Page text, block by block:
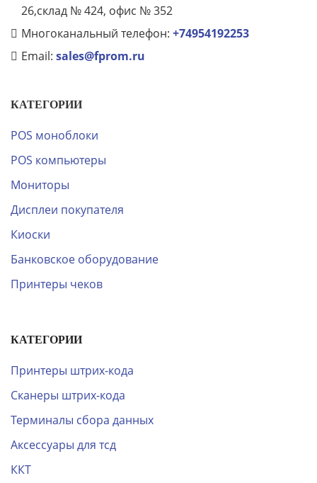
26,склад № 424, офис № 352
Многоканальный телефон: +74954192253
Email: sales@fprom.ru
КАТЕГОРИИ
POS моноблоки
POS компьютеры
Мониторы
Дисплеи покупателя
Киоски
Банковское оборудование
Принтеры чеков
КАТЕГОРИИ
Принтеры штрих-кода
Сканеры штрих-кода
Терминалы сбора данных
Аксессуары для тсд
ККТ